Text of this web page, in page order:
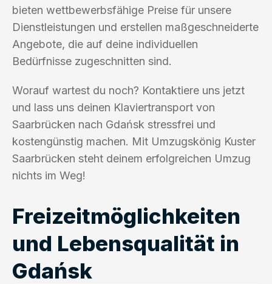
bieten wettbewerbsfähige Preise für unsere
Dienstleistungen und erstellen maßgeschneiderte
Angebote, die auf deine individuellen
Bedürfnisse zugeschnitten sind.
Worauf wartest du noch? Kontaktiere uns jetzt
und lass uns deinen Klaviertransport von
Saarbrücken nach Gdańsk stressfrei und
kostengünstig machen. Mit Umzugskönig Kuster
Saarbrücken steht deinem erfolgreichen Umzug
nichts im Weg!
Freizeitmöglichkeiten
und Lebensqualität in
Gdańsk